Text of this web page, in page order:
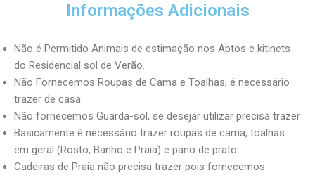
Informações Adicionais
Não é Permitido Animais de estimação nos Aptos e kitinets
do Residencial sol de Verão.
Não Fornecemos Roupas de Cama e Toalhas, é necessário
trazer de casa
Não fornecemos Guarda-sol, se desejar utilizar precisa trazer
Basicamente é necessário trazer roupas de cama, toalhas
em geral (Rosto, Banho e Praia) e pano de prato
Cadeiras de Praia não precisa trazer pois fornecemos